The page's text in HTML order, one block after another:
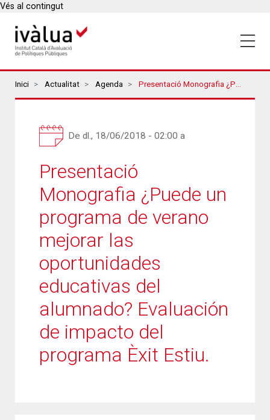
Vés al contingut
Breadcrumbs
Inici Actualitat Agenda Presentació Monografia ¿Puede Un Programa De Verano Mejorar Las Oportunidades Educativas Del Alumnado? Evaluación De Impacto Del Programa Èxit Estiu.
De dl., 18/06/2018 - 02:00 a
Presentació
Monografia ¿Puede un
programa de verano
mejorar las
oportunidades
educativas del
alumnado? Evaluación
de impacto del
programa Èxit Estiu.